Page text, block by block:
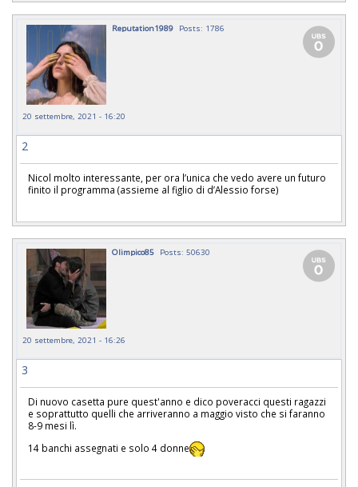
Reputation1989 Posts: 1786
20 settembre, 2021 - 16:20
2
Nicol molto interessante, per ora l’unica che vedo avere un futuro
finito il programma (assieme al figlio di d’Alessio forse)
Olimpico85 Posts: 50630
20 settembre, 2021 - 16:26
3
Di nuovo casetta pure quest'anno e dico poveracci questi ragazzi
e soprattutto quelli che arriveranno a maggio visto che si faranno
8-9 mesi lì.
14 banchi assegnati e solo 4 donne